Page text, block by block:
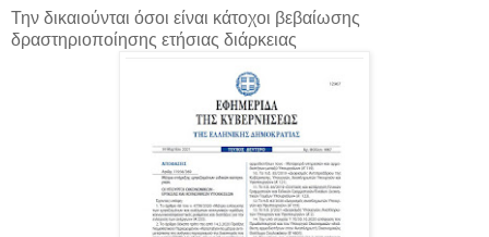
Την δικαιούνται όσοι είναι κάτοχοι βεβαίωσης
δραστηριοποίησης ετήσιας διάρκειας